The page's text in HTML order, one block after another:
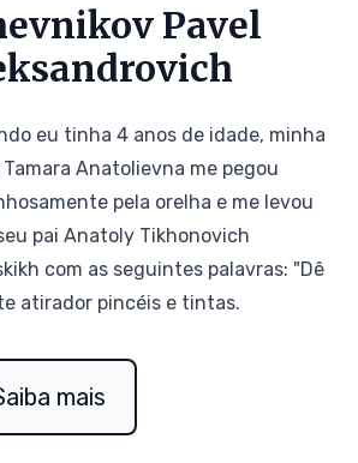
Pavel
eu tinha 4 anos de idade, minha
Tamara Anatolievna me pegou
pela orelha e me levou
pai Anatoly Tikhonovich
com as seguintes palavras: "Dê
atirador pincéis e tintas.
mais